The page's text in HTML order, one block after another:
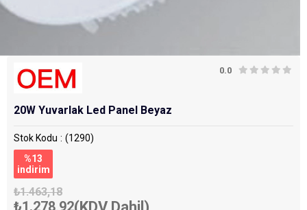
0.0
20W Yuvarlak Led Panel Beyaz
Stok Kodu
(1290)
%13
i̇ndirim
₺1.463,18
₺1.278,92